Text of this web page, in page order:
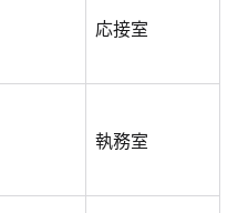
応接室
執務室